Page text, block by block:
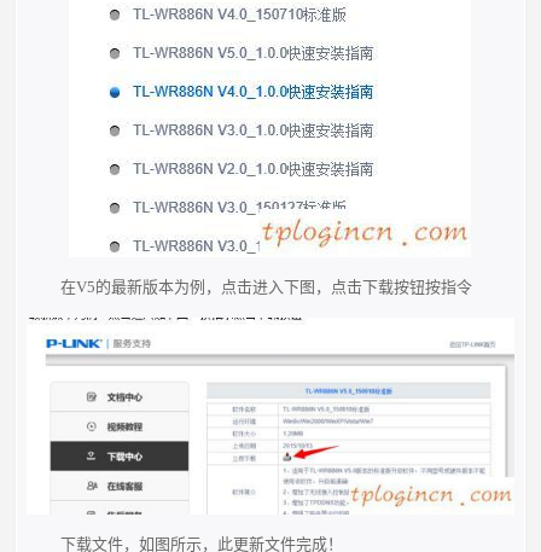
在V5的最新版本为例，点击进入下图，点击下载按钮按指令
下载文件，如图所示，此更新文件完成！